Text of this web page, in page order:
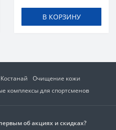
В КОРЗИНУ
Костанай
Очищение кожи
комплексы для спортсменов
об акциях и скидках?